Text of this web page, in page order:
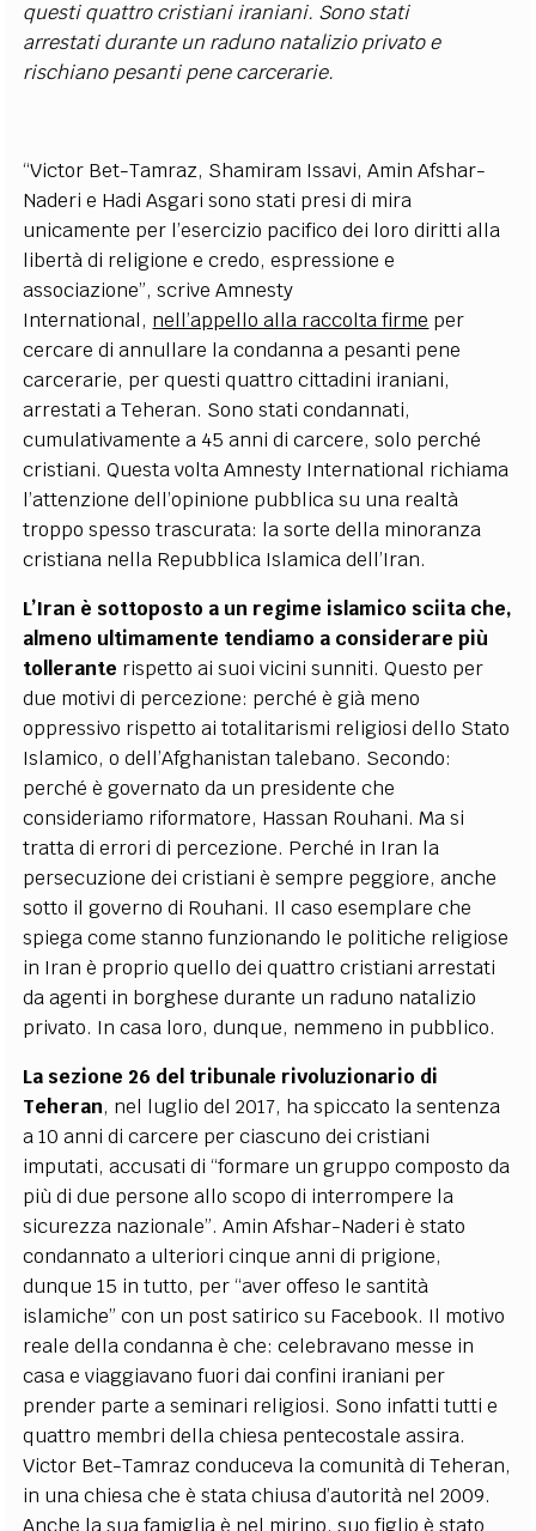
questi quattro cristiani iraniani. Sono stati
arrestati durante un raduno natalizio privato e
rischiano pesanti pene carcerarie.
“Victor Bet-Tamraz, Shamiram Issavi, Amin Afshar-
Naderi e Hadi Asgari sono stati presi di mira
unicamente per l’esercizio pacifico dei loro diritti alla
libertà di religione e credo, espressione e
associazione”, scrive Amnesty
International, nell’appello alla raccolta firme per
cercare di annullare la condanna a pesanti pene
carcerarie, per questi quattro cittadini iraniani,
arrestati a Teheran. Sono stati condannati,
cumulativamente a 45 anni di carcere, solo perché
cristiani. Questa volta Amnesty International richiama
l’attenzione dell’opinione pubblica su una realtà
troppo spesso trascurata: la sorte della minoranza
cristiana nella Repubblica Islamica dell’Iran.
L’Iran è sottoposto a un regime islamico sciita che,
almeno ultimamente tendiamo a considerare più
tollerante rispetto ai suoi vicini sunniti. Questo per
due motivi di percezione: perché è già meno
oppressivo rispetto ai totalitarismi religiosi dello Stato
Islamico, o dell’Afghanistan talebano. Secondo:
perché è governato da un presidente che
consideriamo riformatore, Hassan Rouhani. Ma si
tratta di errori di percezione. Perché in Iran la
persecuzione dei cristiani è sempre peggiore, anche
sotto il governo di Rouhani. Il caso esemplare che
spiega come stanno funzionando le politiche religiose
in Iran è proprio quello dei quattro cristiani arrestati
da agenti in borghese durante un raduno natalizio
privato. In casa loro, dunque, nemmeno in pubblico.
La sezione 26 del tribunale rivoluzionario di
Teheran, nel luglio del 2017, ha spiccato la sentenza
a 10 anni di carcere per ciascuno dei cristiani
imputati, accusati di “formare un gruppo composto da
più di due persone allo scopo di interrompere la
sicurezza nazionale”. Amin Afshar-Naderi è stato
condannato a ulteriori cinque anni di prigione,
dunque 15 in tutto, per “aver offeso le santità
islamiche” con un post satirico su Facebook. Il motivo
reale della condanna è che: celebravano messe in
casa e viaggiavano fuori dai confini iraniani per
prender parte a seminari religiosi. Sono infatti tutti e
quattro membri della chiesa pentecostale assira.
Victor Bet-Tamraz conduceva la comunità di Teheran,
in una chiesa che è stata chiusa d’autorità nel 2009.
Anche la sua famiglia è nel mirino, suo figlio è stato